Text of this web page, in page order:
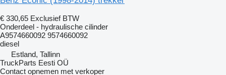
€ 330,65 Exclusief BTW
Onderdeel - hydraulische cilinder
A9574660092 9574660092
diesel
Estland, Tallinn
TruckParts Eesti OÜ
Contact opnemen met verkoper